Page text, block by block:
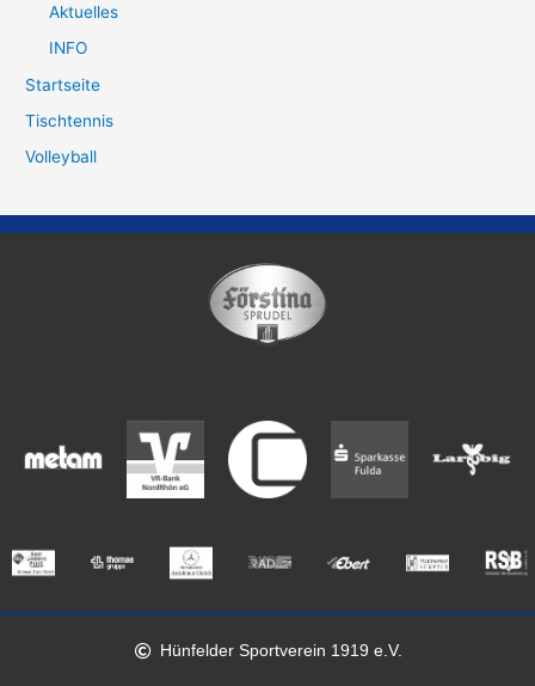
Aktuelles
INFO
Startseite
Tischtennis
Volleyball
Hünfelder Sportverein 1919 e.V.